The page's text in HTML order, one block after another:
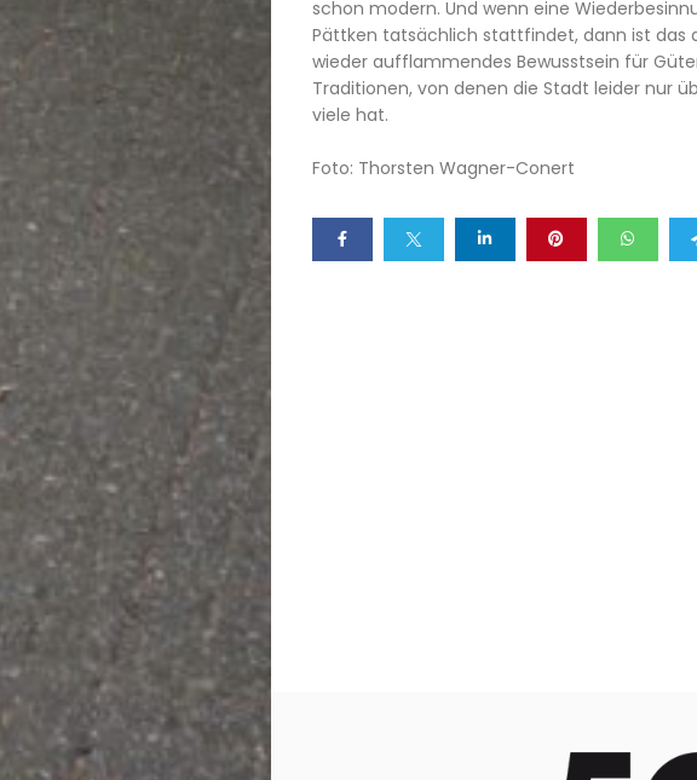
schon modern. Und wenn eine
Pättken tatsächlich stattfindet, dann ist das
wieder aufflammendes Bewusstsein für
Traditionen, von denen die Stadt leider nur
viele hat.
Foto: Thorsten Wagner-Conert